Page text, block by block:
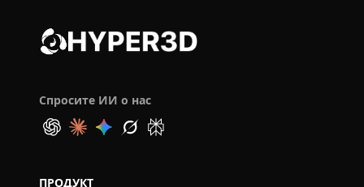
Спросите ИИ о нас
ПРОДУКТ